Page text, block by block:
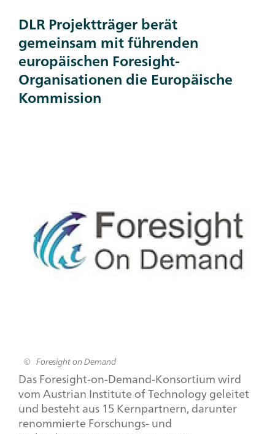
DLR Projektträger berät
gemeinsam mit führenden
europäischen Foresight-
Organisationen die Europäische
Kommission
Foresight on Demand
DasForesight-on-Demand-Konsortium wird
vomAustrian Institute of Technologygeleitet
und besteht aus 15 Kernpartnern, darunter
renommierte Forschungs- und